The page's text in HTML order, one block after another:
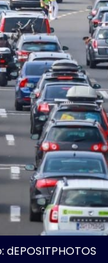
dEPOSITPHOTOS